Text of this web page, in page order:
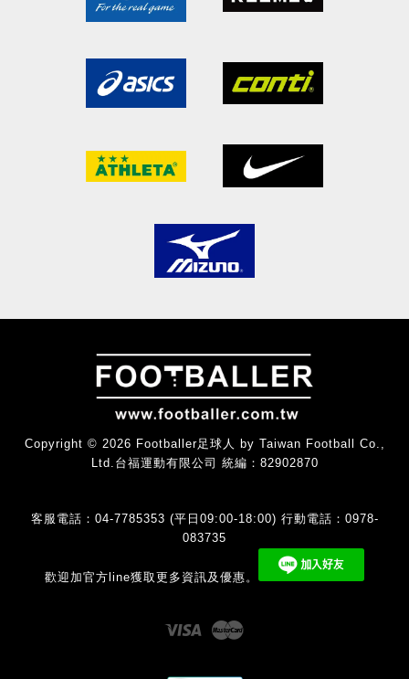
Copyright © 2026 Footballer足球人 by Taiwan Football Co.,
Ltd.台福運動有限公司 統編：82902870
客服電話：04-7785353 (平日09:00-18:00) 行動電話：0978-
083735
歡迎加官方line獲取更多資訊及優惠。
Visa